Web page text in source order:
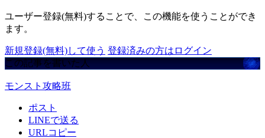
ユーザー登録(無料)することで、この機能を使うことができ
ます。
新規登録(無料)して使う 登録済みの方はログイン
この記事を書いた人
モンスト攻略班
ポスト
LINEで送る
URLコピー